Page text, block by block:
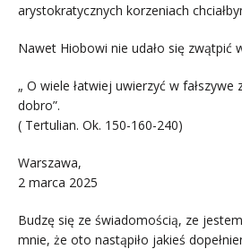
arystokratycznych korzeniach
Nawet Hiobowi nie udało się zwątpić
„ O wiele łatwiej uwierzyć w fałszywe
dobro”.
( Tertulian. Ok. 150-160-240)
Warszawa,
2 marca 2025
Budzę się ze świadomością, ze
mnie, że oto nastąpiło jakieś